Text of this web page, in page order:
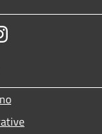
Instagram